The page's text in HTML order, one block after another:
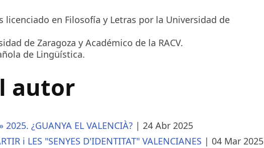
licenciado en Filosofía y Letras por la Universidad de
de Zaragoza y Académico de la RACV.​
de Lingüística.
autor
2025. ¿GUANYA EL VALENCIÀ? | 24 Abr 2025
i LES "SENYES D'IDENTITAT" VALENCIANES | 04 Mar 2025